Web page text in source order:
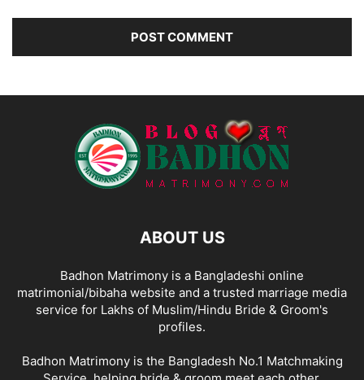
ABOUT US
Badhon Matrimony is a Bangladeshi online
matrimonial/bibaha website and a trusted marriage media
service for Lakhs of Muslim/Hindu Bride & Groom's
profiles.
Badhon Matrimony is the Bangladesh No.1 Matchmaking